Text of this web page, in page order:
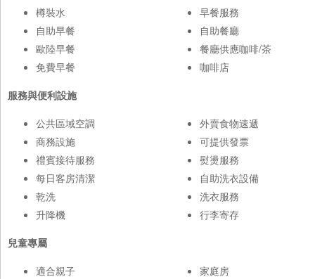
樽裝水
自助早餐
歐陸早餐
免費早餐
早餐服務
自助餐廳
餐廳供應咖啡/茶
咖啡店
服務與便利設施
公共區域空調
商務設施
禮賓接待服務
每日客房清潔
乾洗
升降機
外賣食物速遞
可提供發票
熨燙服務
自助洗衣設備
洗衣服務
行李寄存
兒童專屬
適合親子
家庭房